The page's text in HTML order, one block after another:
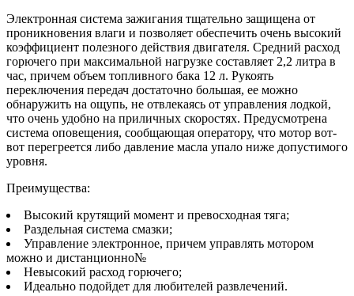
Электронная система зажигания тщательно защищена от
проникновения влаги и позволяет обеспечить очень высокий
коэффициент полезного действия двигателя. Средний расход
горючего при максимальной нагрузке составляет 2,2 литра в
час, причем объем топливного бака 12 л. Рукоять
переключения передач достаточно большая, ее можно
обнаружить на ощупь, не отвлекаясь от управления лодкой,
что очень удобно на приличных скоростях. Предусмотрена
система оповещения, сообщающая оператору, что мотор вот-
вот перегреется либо давление масла упало ниже допустимого
уровня.
Преимущества:
Высокий крутящий момент и превосходная тяга;
Раздельная система смазки;
Управление электронное, причем управлять мотором
можно и дистанционно№
Невысокий расход горючего;
Идеально подойдет для любителей развлечений.